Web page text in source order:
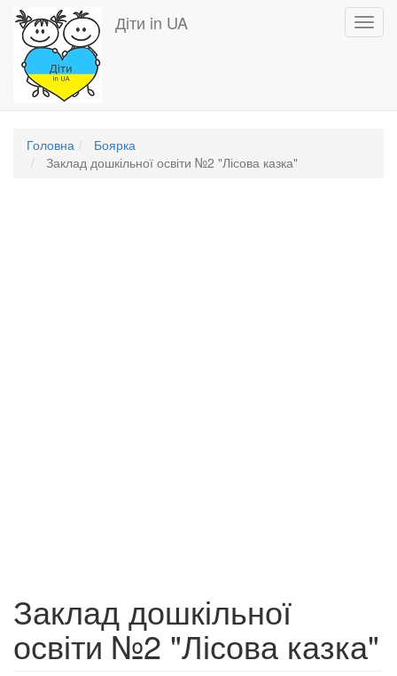
Перейти
основного
вмісту
Діти in UA
Головна
Боярка
Заклад дошкільної освіти №2 "Лісова казка"
Заклад дошкільної
освіти №2 "Лісова казка"